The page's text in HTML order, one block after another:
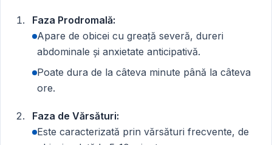
Faza Prodromală:
Apare de obicei cu greață severă, dureri
abdominale și anxietate anticipativă.
Poate dura de la câteva minute până la câteva
ore.
Faza de Vărsături:
Este caracterizată prin vărsături frecvente, de